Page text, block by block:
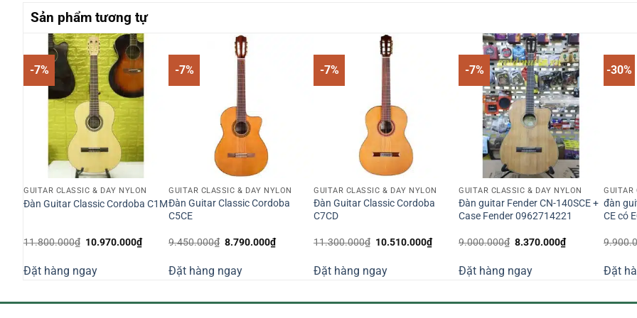
Sản phẩm tương tự
-7%
GUITAR CLASSIC & DÂY NYLON
Đàn Guitar Classic Cordoba C1M
11.800.000₫ Giá
11.800.000₫.
10.970.000₫Giá
hiện
Đặt hàng ngay
-7%
GUITAR CLASSIC & DÂY NYLON
Đàn Guitar Classic Cordoba
C5CE
9.450.000₫ Giá
9.450.000₫.
8.790.000₫Giá
hiện
Đặt hàng ngay
-7%
GUITAR CLASSIC & DÂY NYLON
Đàn Guitar Classic Cordoba
C7CD
11.300.000₫ Giá
11.300.000₫.
10.510.000₫Giá
hiện
Đặt hàng ngay
-7%
GUITAR CLASSIC & DÂY NYLON
Đàn guitar Fender CN-140SCE +
Case Fender 0962714221
9.000.000₫ Giá
9.000.000₫.
8.370.000₫Giá
hiện
Đặt hàng ngay
-30%
GUITAR
đàn
CE có
Đặt